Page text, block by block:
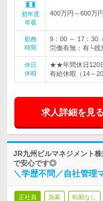
初年度
年収
400万円～600万円
勤務
時間
9：00 ～ 17：30
労働有無：有└残
休日
休暇
★★年間休日120
有給休暇（14～
求人詳細を見る
JR九州ビルマネジメント
で安心です◎
＼学歴不問／自社管理
正社員 急募 転勤なし